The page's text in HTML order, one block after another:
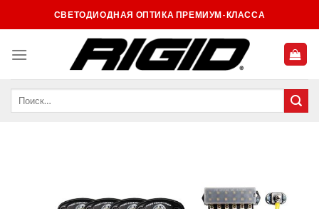
to
СВЕТОДИОДНАЯ ОПТИКА ПРЕМИУМ-КЛАССА